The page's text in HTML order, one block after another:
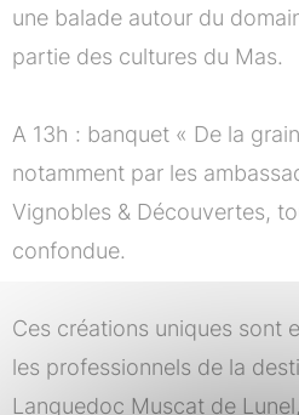
une balade autour du
partie des cultures du Mas.
A 13h : banquet « De la
notamment par les
Vignobles & Découvertes,
confondue.
Ces créations uniques sont
les professionnels de la
Languedoc Muscat de